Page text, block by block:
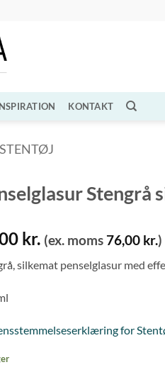
KONTAKT
Stengrå
kr. (ex. moms 76,00 kr.)
silkemat penselglasur med
for